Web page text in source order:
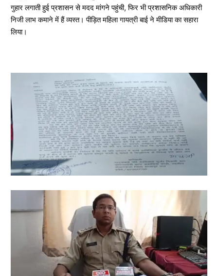
गुहार लगाती हुई प्रशासन से मदद मांगने पहुंची, फिर भी प्रशासनिक अधिकारी
निजी लाभ कमाने में हैं व्यस्त। पीड़ित महिला गायत्री बाई ने मीडिया का सहारा
लिया।